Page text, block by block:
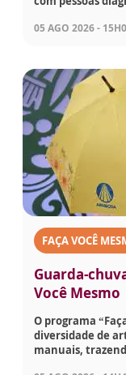
05 AGO 2026 -
FAÇA VOCÊ
Guarda-
Você Mesmo
O programa
diversidade de
manuais,